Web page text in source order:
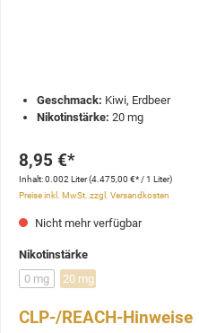
Geschmack: Kiwi, Erdbeer
Nikotinstärke: 20 mg
8,95 €*
Inhalt:0.002 Liter(4.475,00 €* / 1 Liter)
Preise inkl. MwSt. zzgl. Versandkosten
Nicht mehr verfügbar
Nikotinstärke
0 mg
20 mg
CLP-/REACH-Hinweise